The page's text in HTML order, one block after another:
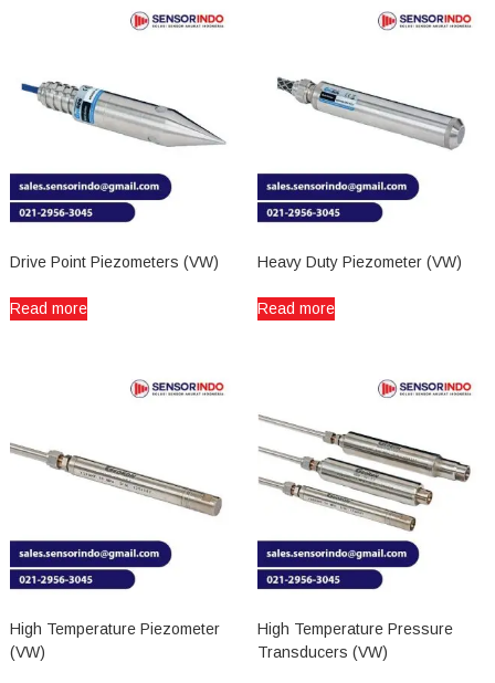
Drive Point Piezometers (VW)
Read more
Heavy Duty Piezometer (VW)
Read more
High Temperature Piezometer
(VW)
High Temperature Pressure
Transducers (VW)